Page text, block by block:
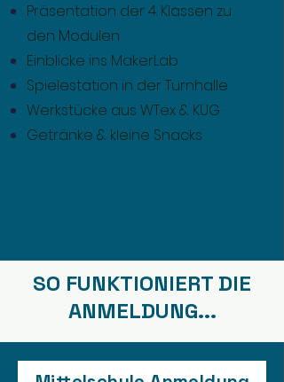
Präsentation der 4. Klassen zu
den Modulen
Einblicke ins MakerLab
Spielestation in der Turnhalle
Werkstücke aus WTex & KUG
Getränke & kleine Snacks
SO FUNKTIONIERT DIE
ANMELDUNG...